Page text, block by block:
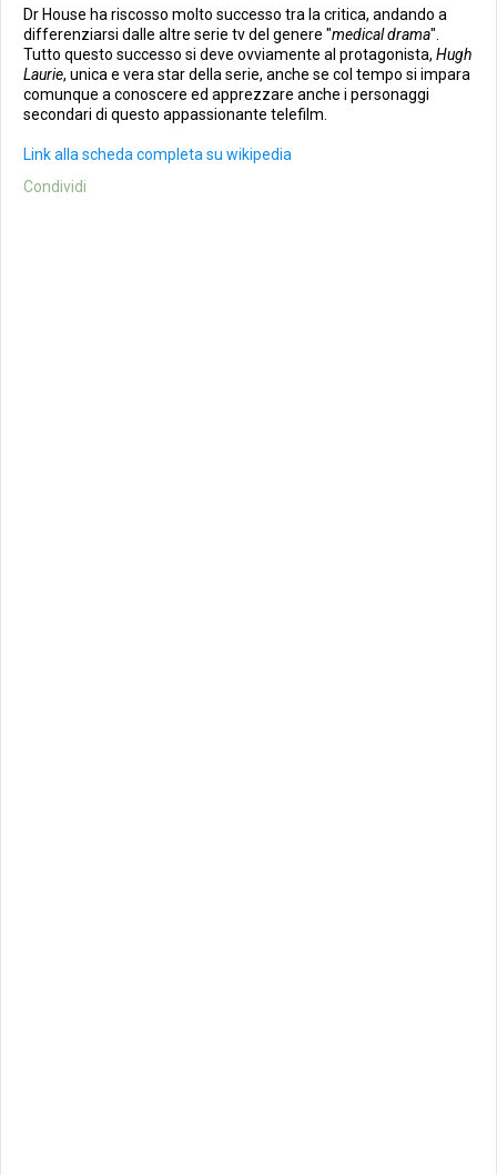
Dr House ha riscosso molto successo tra la critica, andando a
differenziarsi dalle altre serie tv del genere "medical drama".
Tutto questo successo si deve ovviamente al protagonista, Hugh
Laurie, unica e vera star della serie, anche se col tempo si impara
comunque a conoscere ed apprezzare anche i personaggi
secondari di questo appassionante telefilm.
Link alla scheda completa su wikipedia
Condividi